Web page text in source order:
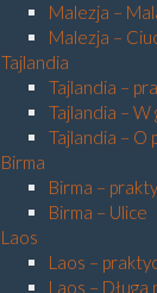
Malezja –
Malezja –
Tajlandia
Tajlandia –
Tajlandia – W
Tajlandia – O
Birma
Birma –
Birma – Ulice
Laos
Laos –
Laos – Długa